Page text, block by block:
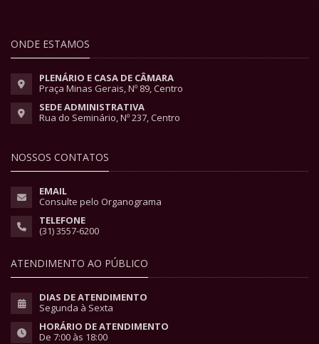
ONDE ESTAMOS
PLENÁRIO E CASA DE CÂMARA
Praça Minas Gerais, Nº 89, Centro
SEDE ADMINISTRATIVA
Rua do Seminário, Nº 237, Centro
NOSSOS CONTATOS
EMAIL
Consulte pelo Organograma
TELEFONE
(31) 3557-6200
ATENDIMENTO AO PÚBLICO
DIAS DE ATENDIMENTO
Segunda à Sexta
HORÁRIO DE ATENDIMENTO
De 7:00 às 18:00